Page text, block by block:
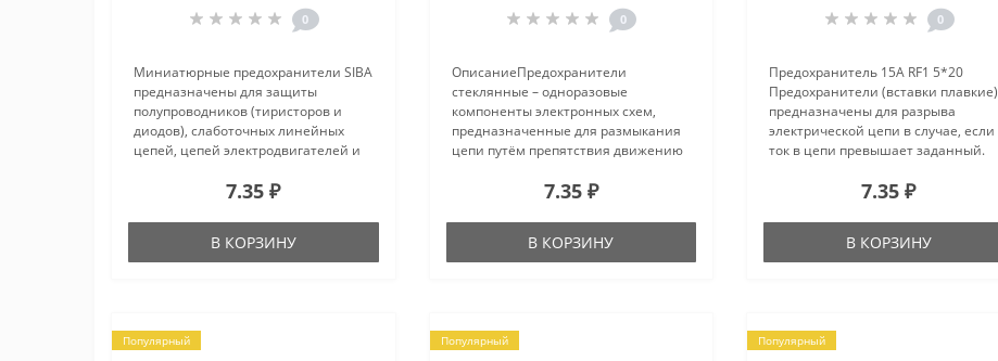
0
Миниатюрные предохранители SIBA
предназначены для защиты
полупроводников (тиристоров и
диодов), слаботочных линейных
цепей, цепей электродвигателей и
Устанавливаются в измерительных
электротехнике, в системах ..
7.35 ₽
В КОРЗИНУ
0
ОписаниеПредохранители
стеклянные – одноразовые
компоненты электронных схем,
предназначенные для размыкания
цепи путём препятствия движению
превышает допустимое
время перегрузки или корот..
7.35 ₽
В КОРЗИНУ
0
Предохранитель 15A RF1 5*20
Предохранители (вставки плавкие)
предназначены для разрыва
электрической цепи в случае, если
ток в цепи превышает заданный.
напряжение,В 250. Номинальный
7.35 ₽
В КОРЗИНУ
Популярный Популярный Популярный